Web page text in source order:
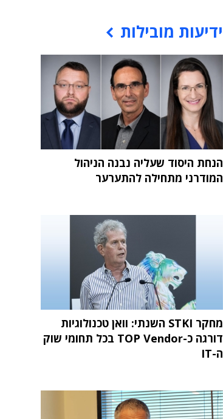
ידיעות מובילות
הנחת היסוד שעליה נבנה הניהול
המודרני מתחילה להתערער
מחקר STKI השנתי: וואן טכנולוגיות
דורגה כ-TOP Vendor בכל תחומי שוק
ה-IT